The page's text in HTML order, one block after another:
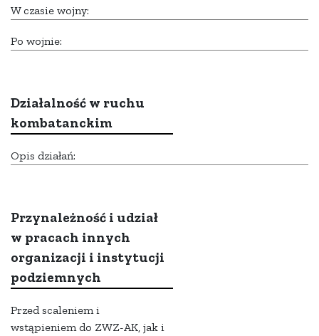
W czasie wojny:
Po wojnie:
Działalność w ruchu
kombatanckim
Opis działań:
Przynależność i udział
w pracach innych
organizacji i instytucji
podziemnych
Przed scaleniem i
wstąpieniem do ZWZ-AK, jak i